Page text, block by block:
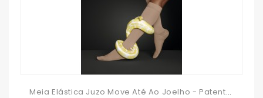
Meia Elástica Juzo Move Até Ao Joelho - Patenteada Fácil Calçar E Descalçar